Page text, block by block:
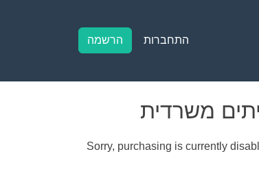
התחברות הרשמה
Sorry, purchasing is currently